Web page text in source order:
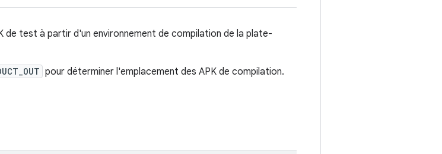
de test à partir d'un environnement de compilation de la plate-
pour déterminer l'emplacement des APK de compilation.